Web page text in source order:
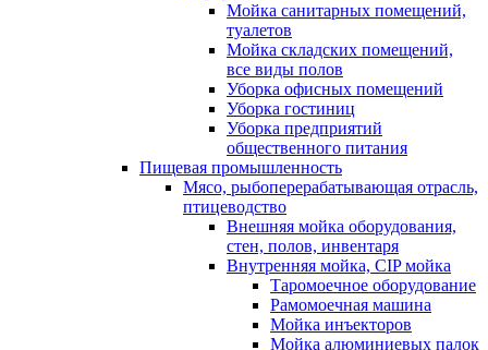
Мойка санитарных помещений,
туалетов
Мойка складских помещений,
все виды полов
Уборка офисных помещений
Уборка гостиниц
Уборка предприятий
общественного питания
Пищевая промышленность
Мясо, рыбоперерабатывающая отрасль,
птицеводство
Внешняя мойка оборудования,
стен, полов, инвентаря
Внутренняя мойка, CIP мойка
Таромоечное оборудование
Рамомоечная машина
Мойка инъекторов
Мойка алюминиевых палок